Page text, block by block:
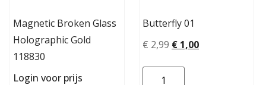
Magnetic Broken Glass
Holographic Gold
118830
Login voor prijs
Butterfly 01
€ 2,99 € 1,00